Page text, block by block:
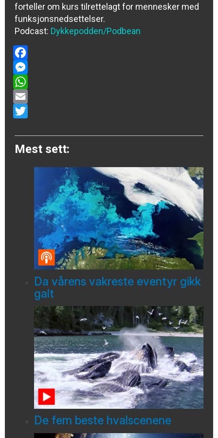
forteller om kurs tilrettelagt for mennesker med
funksjonsnedsettelser.
Podcast: Dykkepodden/Podbean
Facebook
Messenger
WhatsApp
Email
Mest sett:
Da vårens vakreste eventyr gikk
galt
De fem beste hvalscenene